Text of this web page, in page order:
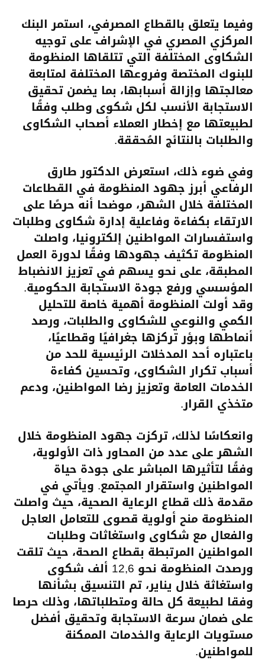
وفيما يتعلق بالقطاع المصرفي، استمر البنك
المركزي المصري في الإشراف على توجيه
الشكاوى المختلفة التي تتلقاها المنظومة
للبنوك المختصة وفروعها المختلفة لمتابعة
معالجتها وإزالة أسبابها، بما يضمن تحقيق
الاستجابة الأنسب لكل شكوى وطلب وفقًا
لطبيعتها مع إخطار العملاء أصحاب الشكاوى
والطلبات بالنتائج المُحققة.
وفي ضوء ذلك، استعرض الدكتور طارق
الرفاعي أبرز جهود المنظومة في القطاعات
المختلفة خلال الشهر، موضحا أنه حرصًا على
الارتقاء بكفاءة وفاعلية إدارة شكاوى وطلبات
واستفسارات المواطنين إلكترونيا، واصلت
المنظومة تكثيف جهودها وفقًا لدورة العمل
المطبقة، على نحو يسهم في تعزيز الانضباط
المؤسسي ورفع جودة الاستجابة الحكومية.
وقد أولت المنظومة أهمية خاصة للتحليل
الكمي والنوعي للشكاوى والطلبات، ورصد
أنماطها وبؤر تركزها جغرافيًا وقطاعيًا،
باعتباره أحد المدخلات الرئيسية للحد من
أسباب تكرار الشكاوى، وتحسين كفاءة
الخدمات العامة وتعزيز رضا المواطنين، ودعم
متخذي القرار.
وانعكاسًا لذلك، تركزت جهود المنظومة خلال
الشهر على عدد من المحاور ذات الأولوية،
وفقًا لتأثيرها المباشر على جودة حياة
المواطنين واستقرار المجتمع. ويأتي في
مقدمة ذلك قطاع الرعاية الصحية، حيث واصلت
المنظومة منح أولوية قصوى للتعامل العاجل
والفعال مع شكاوى واستغاثات وطلبات
المواطنين المرتبطة بقطاع الصحة، حيث تلقت
ورصدت المنظومة نحو 12,6 ألف شكوى
واستغاثة خلال يناير، تم التنسيق بشأنها
وفقا لطبيعة كل حالة ومتطلباتها، وذلك حرصا
على ضمان سرعة الاستجابة وتحقيق أفضل
مستويات الرعاية والخدمات الممكنة
للمواطنين.